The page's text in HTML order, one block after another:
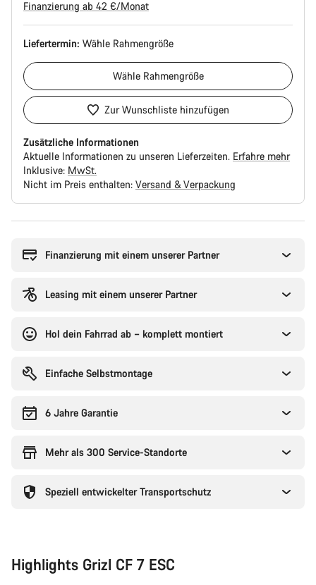
Finanzierung ab 42 €/Monat
Liefertermin: Wähle Rahmengröße
Wähle Rahmengröße
Zur Wunschliste hinzufügen
Zusätzliche Informationen
Aktuelle Informationen zu unseren Lieferzeiten. Erfahre mehr
Inklusive: MwSt.
Nicht im Preis enthalten: Versand & Verpackung
Finanzierung mit einem unserer Partner
Leasing mit einem unserer Partner
Hol dein Fahrrad ab – komplett montiert
Einfache Selbstmontage
6 Jahre Garantie
Mehr als 300 Service-Standorte
Speziell entwickelter Transportschutz
Highlights Grizl CF 7 ESC